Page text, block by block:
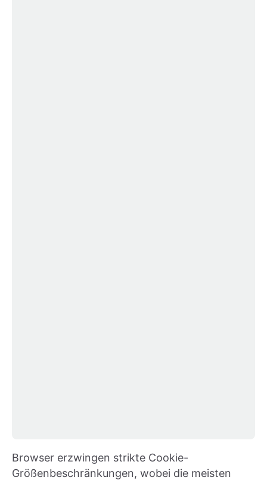
Browser erzwingen strikte Cookie-
Größenbeschränkungen, wobei die meisten